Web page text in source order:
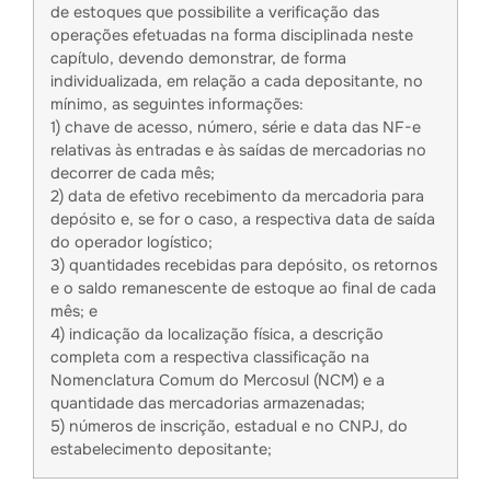
de estoques que possibilite a verificação das
operações efetuadas na forma disciplinada neste
capítulo, devendo demonstrar, de forma
individualizada, em relação a cada depositante, no
mínimo, as seguintes informações:
1) chave de acesso, número, série e data das NF-e
relativas às entradas e às saídas de mercadorias no
decorrer de cada mês;
2) data de efetivo recebimento da mercadoria para
depósito e, se for o caso, a respectiva data de saída
do operador logístico;
3) quantidades recebidas para depósito, os retornos
e o saldo remanescente de estoque ao final de cada
mês; e
4) indicação da localização física, a descrição
completa com a respectiva classificação na
Nomenclatura Comum do Mercosul (NCM) e a
quantidade das mercadorias armazenadas;
5) números de inscrição, estadual e no CNPJ, do
estabelecimento depositante;